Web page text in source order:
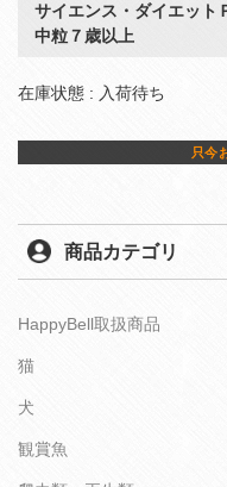
サイエンス・ダイエット
中粒７歳以上
在庫状態 : 入荷待ち
只今
商品カテゴリ
HappyBell取扱商品
猫
犬
観賞魚